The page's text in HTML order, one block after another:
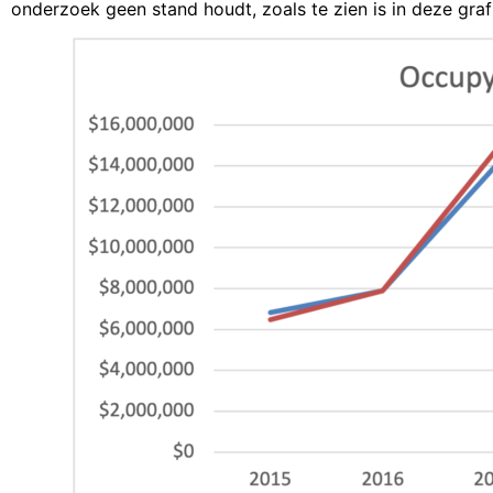
onderzoek geen stand houdt, zoals te zien is in deze